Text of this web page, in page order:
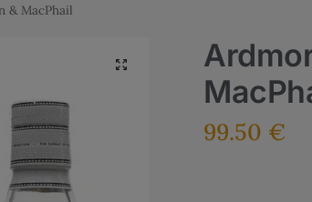
& MacPhail
99.50 €